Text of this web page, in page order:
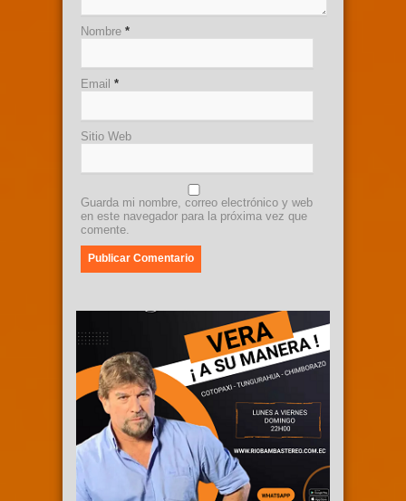
Nombre *
Email *
Sitio Web
Guarda mi nombre, correo electrónico y web
en este navegador para la próxima vez que
comente.